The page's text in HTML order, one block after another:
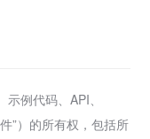
例代码、API、
”）的所有权，包括所